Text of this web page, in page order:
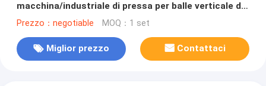
macchina/industriale di pressa per balle verticale del
cartone
Prezzo：negotiable MOQ：1 set
Miglior prezzo Contattaci